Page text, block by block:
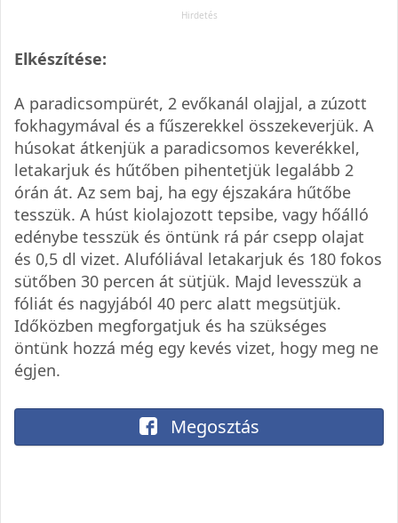
Elkészítése:
A paradicsompürét, 2 evőkanál olajjal, a zúzott
fokhagymával és a fűszerekkel összekeverjük. A
húsokat átkenjük a paradicsomos keverékkel,
letakarjuk és hűtőben pihentetjük legalább 2
órán át. Az sem baj, ha egy éjszakára hűtőbe
tesszük. A húst kiolajozott tepsibe, vagy hőálló
edénybe tesszük és öntünk rá pár csepp olajat
és 0,5 dl vizet. Alufóliával letakarjuk és 180 fokos
sütőben 30 percen át sütjük. Majd levesszük a
fóliát és nagyjából 40 perc alatt megsütjük.
Időközben megforgatjuk és ha szükséges
öntünk hozzá még egy kevés vizet, hogy meg ne
égjen.
Megosztás